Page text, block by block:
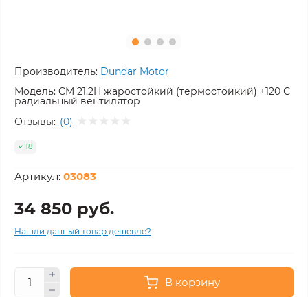
Производитель: Dundar Motor
Модель: CM 21.2H жаростойкий (термостойкий) +120 С
радиальный вентилятор
Отзывы: (0)
18
Артикул: 03083
34 850 руб.
Нашли данный товар дешевле?
В корзину